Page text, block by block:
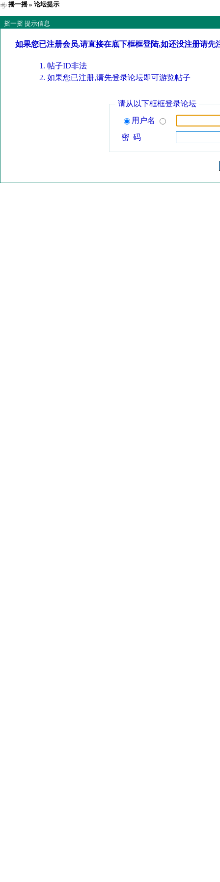
摇一摇» 论坛提示
摇一摇 提示信息
如果您已注册会员,请直接在底下框框登陆,如还没注册请先
帖子ID非法
如果您已注册,请先登录论坛即可游览帖子
请从以下框框登录论坛
用户名
密 码